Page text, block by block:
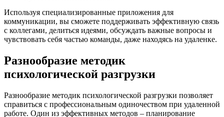
Используя специализированные приложения для
коммуникации, вы сможете поддерживать эффективную связь
с коллегами, делиться идеями, обсуждать важные вопросы и
чувствовать себя частью команды, даже находясь на удаленке.
Разнообразие методик
психологической разгрузки
Разнообразие методик психологической разгрузки позволяет
справиться с профессиональным одиночеством при удаленной
работе. Один из эффективных методов – планирование